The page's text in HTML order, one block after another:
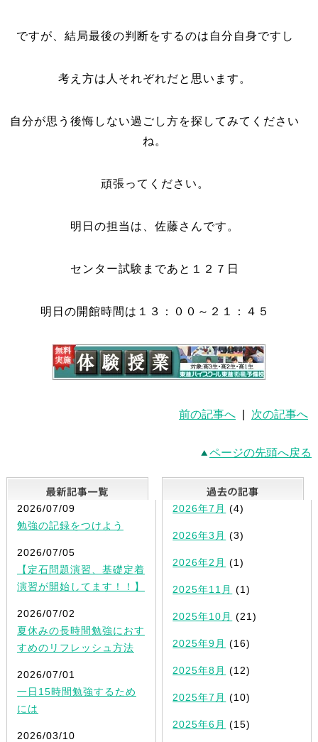
ですが、結局最後の判断をするのは自分自身ですし
考え方は人それぞれだと思います。
自分が思う後悔しない過ごし方を探してみてください
ね。
頑張ってください。
明日の担当は、佐藤さんです。
センター試験まであと１２７日
明日の開館時間は１３：００～２１：４５
前の記事へ 次の記事へ
ページの先頭へ戻る
最新記事一覧
2026/07/09
勉強の記録をつけよう
2026/07/05
【定石問題演習、基礎定着
演習が開始してます！！】
2026/07/02
夏休みの長時間勉強におす
すめのリフレッシュ方法
2026/07/01
一日15時間勉強するため
には
2026/03/10
2026年7月 (4)
2026年3月 (3)
2026年2月 (1)
2025年11月 (1)
2025年10月 (21)
2025年9月 (16)
2025年8月 (12)
2025年7月 (10)
2025年6月 (15)